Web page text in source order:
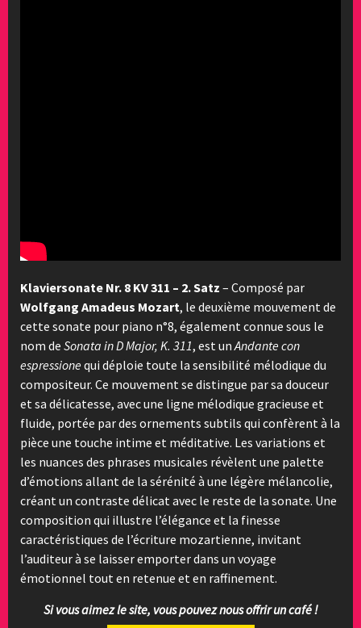
Klaviersonate Nr. 8 KV 311 – 2. Satz – Composé par
Wolfgang Amadeus Mozart, le deuxième mouvement de
cette sonate pour piano n°8, également connue sous le
nom de Sonata in D Major, K. 311, est unAndante con
espressione qui déploie toute la sensibilité mélodique du
compositeur. Ce mouvement se distingue par sa douceur
et sa délicatesse, avec une ligne mélodique gracieuse et
fluide, portée par des ornements subtils qui confèrent à la
pièce une touche intime et méditative. Les variations et
les nuances des phrases musicales révèlent une palette
d’émotions allant de la sérénité à une légère mélancolie,
créant un contraste délicat avec le reste de la sonate. Une
composition qui illustre l’élégance et la finesse
caractéristiques de l’écriture mozartienne, invitant
l’auditeur à se laisser emporter dans un voyage
émotionnel tout en retenue et en raffinement.
Si vous aimez le site, vous pouvez nous offrir un café !